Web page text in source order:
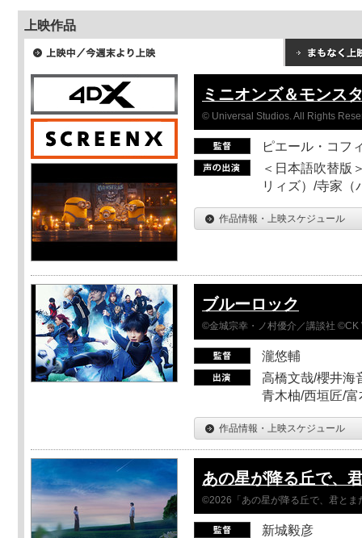
上映作品
ミニオンズ＆モンス
© Universal Studios. All Rights
ピエール・コフ
＜日本語吹替版
リィズ）/寺家（
作品情報・上映スケジュール
ブルーロック
©金城宗幸・ノ村優介／講談社 ©CK
瀧悠輔
高橋文哉/櫻井海
青木柚/西垣匠/
作品情報・上映スケジュール
あの星が降る丘で、
©2026「あの星が降る丘で、君とま
新城毅彦